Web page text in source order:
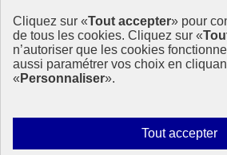
Cliquez sur «Tout accepter» pour
de tous les cookies. Cliquez sur «
n’autoriser que les cookies
aussi paramétrer vos choix en
« Personnaliser».
Tout accepter
info.gouv.fr- ouvre une nouvelle
service-public.fr - ouvre une
legifrance.gouv.fr- ouvre une
data.gouv.fr- ouvre une nouvelle
Plan du site
Mentions légales